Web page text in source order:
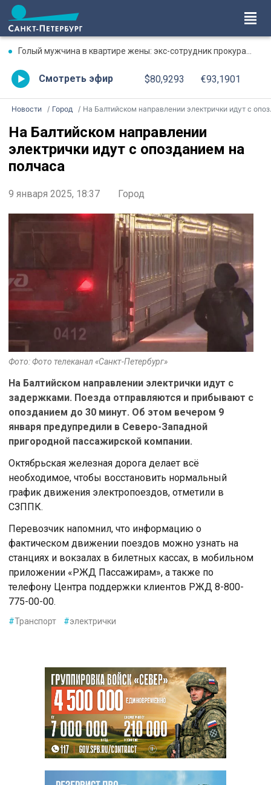
Голый мужчина в квартире жены: экс-сотрудник прокуратуры рассказал, почему совершил убийство
Смотреть эфир $80,9293 €93,1901
Новости Город На Балтийском направлении электрички идут с опозданием на полчаса
На Балтийском направлении
электрички идут с опозданием на
полчаса
9 января 2025, 18:37 Город
Фото: Фото телеканал «Санкт-Петербург»
На Балтийском направлении электрички идут с
задержками. Поезда отправляются и прибывают с
опозданием до 30 минут. Об этом вечером 9
января предупредили в Северо-Западной
пригородной пассажирской компании.
Октябрьская железная дорога делает всё
необходимое, чтобы восстановить нормальный
график движения электропоездов, отметили в
СЗППК.
Перевозчик напомнил, что информацию о
фактическом движении поездов можно узнать на
станциях и вокзалах в билетных кассах, в мобильном
приложении «РЖД Пассажирам», а также по
телефону Центра поддержки клиентов РЖД 8-800-
775-00-00.
#Транспорт #электрички